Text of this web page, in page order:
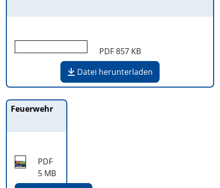
PDF857 KB
Datei herunterladen
Feuerwehr
PDF
5 MB